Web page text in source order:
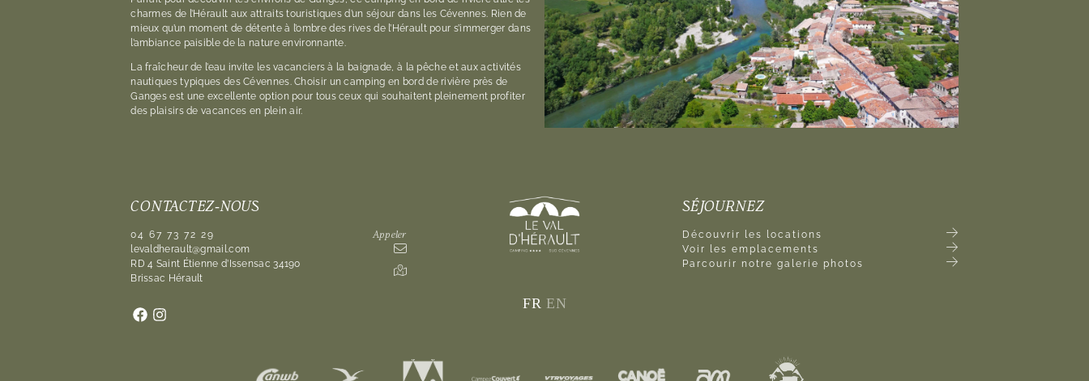
charmes de l’Hérault aux attraits touristiques d’un séjour dans les Cévennes. Rien de
mieux qu’un moment de détente à l’ombre des rives de l’Hérault pour s’immerger dans
l’ambiance paisible de la nature environnante.
La fraîcheur de l’eau invite les vacanciers à la baignade, à la pêche et aux activités
nautiques typiques des Cévennes. Choisir un camping en bord de rivière près de
Ganges est une excellente option pour tous ceux qui souhaitent pleinement profiter
des plaisirs de vacances en plein air.
CONTACTEZ-NOUS
04 67 73 72 29
Appeler
levaldherault@gmail.com
RD 4 Saint Étienne d’Issensac 34190
Brissac Hérault
FR EN
SÉJOURNEZ
Découvrir les locations
Voir les emplacements
Parcourir notre galerie photos